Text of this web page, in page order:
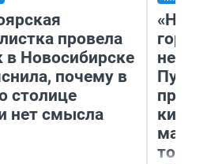
провела
в Новосибирске
почему в
столице
нет смысла
«Нет
того